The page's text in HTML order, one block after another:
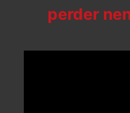
perder